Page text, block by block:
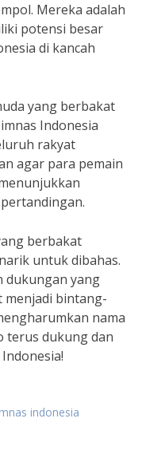
Mereka adalah
potensi besar
di kancah
yang berbakat
Indonesia
rakyat
agar para pemain
berbakat
untuk dibahas.
dukungan yang
menjadi bintang-
nama
terus dukung dan
indonesia